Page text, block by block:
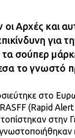
Αρχές και
για
σούπερ
το γνωστό
στο
RASFF (Rapid
στην